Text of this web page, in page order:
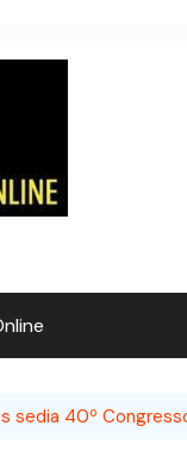
sedia 40º